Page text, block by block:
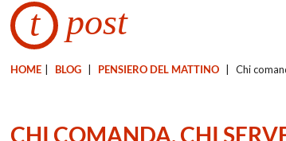
t post
HOME BLOG PENSIERO DEL MATTINO Chi
CHI COMANDA, CHI